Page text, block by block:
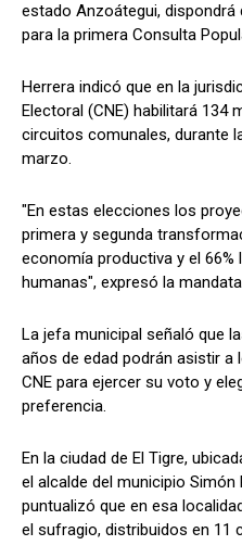
estado Anzoátegui,
para la primera Consulta
Herrera indicó que en la
Electoral (CNE) habilitará 134
circuitos comunales, durante
marzo.
"En estas elecciones los
primera y segunda
economía productiva y el
humanas", expresó la
La jefa municipal señaló que
años de edad podrán asistir
CNE para ejercer su voto y
preferencia.
En la ciudad de El Tigre,
el alcalde del municipio Simón
puntualizó que en esa
el sufragio, distribuidos en 11